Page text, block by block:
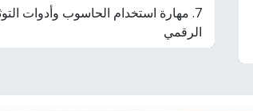
7. مهارة استخدام الحاسوب وأدوات
الرقمي